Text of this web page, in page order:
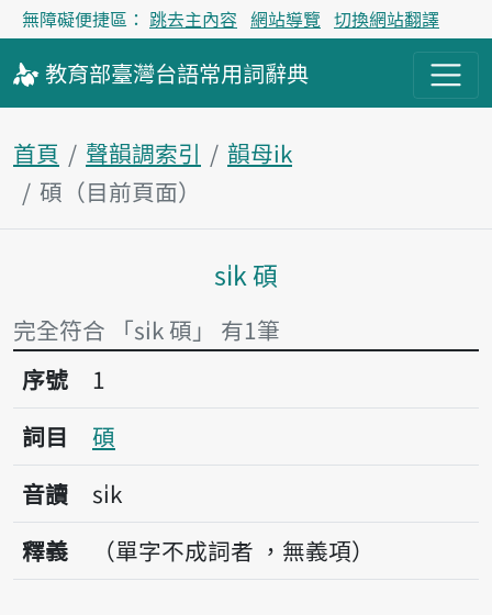
無障礙便捷區： 跳去主內容 網站導覽 切換網站翻譯
教育部臺灣台語常用詞辭典
首頁 聲韻調索引
韻母ik
碩（目前頁面）
主內容區塊
si̍k 碩
完全符合 「si̍k 碩」 有1筆
序號1碩
序號
1
詞目
碩
音讀
si̍k
釋義
（單字不成詞者 ，無義項）